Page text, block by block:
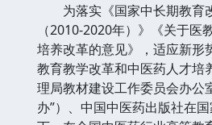
为落实《国家中长期教育
（2010-2020年）》《关于
培养改革的意见》，适应新形
教育教学改革和中医药人才培
理局教材建设工作委员会办公
办”）、中国中医药出版社在